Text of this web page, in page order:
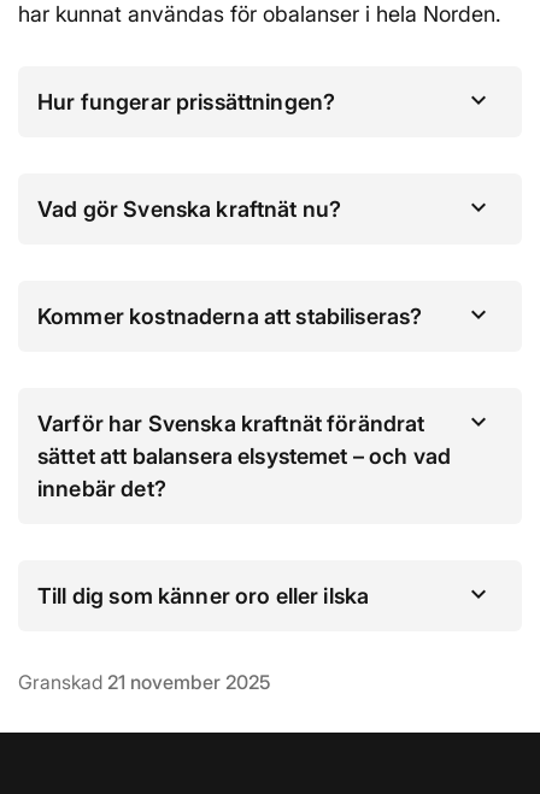
har kunnat användas för obalanser i hela Norden.
Hur fungerar prissättningen?
Vad gör Svenska kraftnät nu?
Kommer kostnaderna att stabiliseras?
Varför har Svenska kraftnät förändrat
sättet att balansera elsystemet – och vad
innebär det?
Till dig som känner oro eller ilska
Granskad 21 november 2025